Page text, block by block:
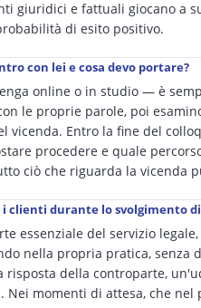
giuridici e fattuali giocano a
di esito positivo.
con lei e cosa devo portare?
online o in studio — è
le proprie parole, poi
vicenda. Entro la fine del
procedere e quale
ciò che riguarda la vicenda
clienti durante lo svolgimento di
essenziale del servizio
nella propria pratica,
della controparte,
Nei momenti di attesa, che